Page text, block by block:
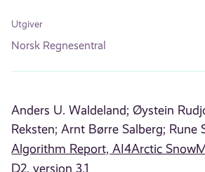
Utgiver
Norsk Regnesentral
Anders U. Waldeland; Øystein
Reksten; Arnt Børre Salberg; Rune
Algorithm Report, AI4Arctic
D2, version 3.1